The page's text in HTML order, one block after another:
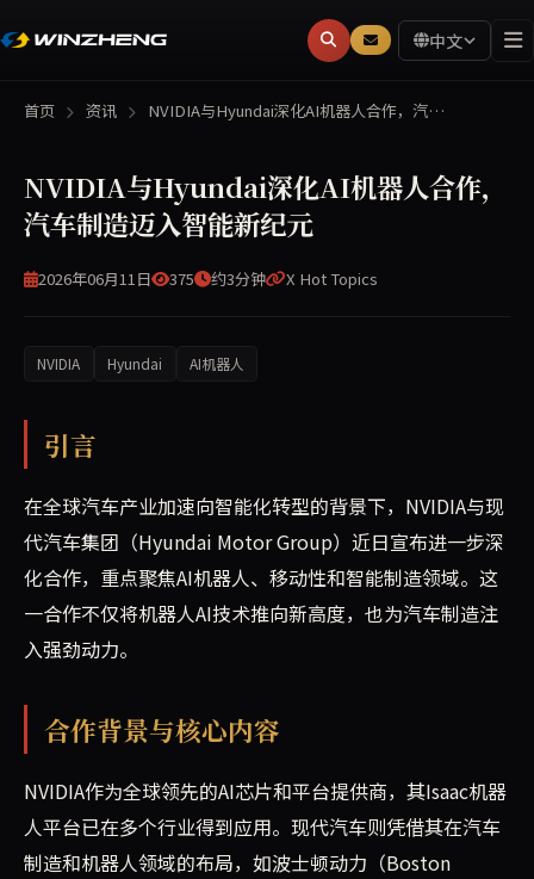
中文
首页 资讯 NVIDIA与Hyundai深化AI机器人合作，汽…
NVIDIA与Hyundai深化AI机器人合作，
汽车制造迈入智能新纪元
2026年06月11日 375 约3分钟 X Hot Topics
NVIDIA Hyundai AI机器人
引言
在全球汽车产业加速向智能化转型的背景下，NVIDIA与现
代汽车集团（Hyundai Motor Group）近日宣布进一步深
化合作，重点聚焦AI机器人、移动性和智能制造领域。这
一合作不仅将机器人AI技术推向新高度，也为汽车制造注
入强劲动力。
合作背景与核心内容
NVIDIA作为全球领先的AI芯片和平台提供商，其Isaac机器
人平台已在多个行业得到应用。现代汽车则凭借其在汽车
制造和机器人领域的布局，如波士顿动力（Boston